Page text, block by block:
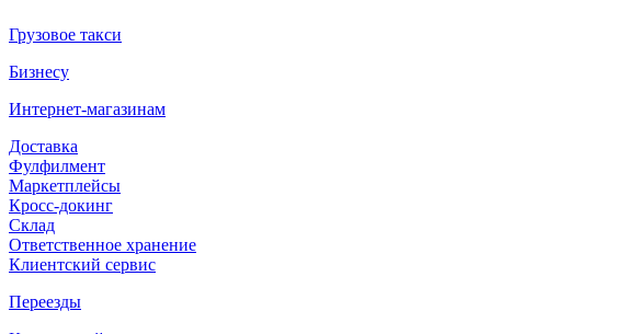
Грузовое такси
Бизнесу
Интернет-магазинам
Доставка
Фулфилмент
Маркетплейсы
Кросс-докинг
Склад
Ответственное хранение
Клиентский сервис
Переезды